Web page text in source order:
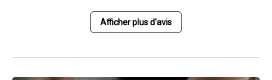
Afficher plus d'avis